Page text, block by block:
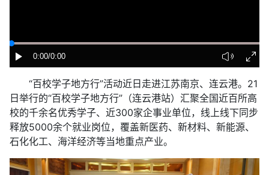
0:00/0:00
“百校学子地方行”活动近日走进江苏南京、连云港。21
日举行的“百校学子地方行”（连云港站）汇聚全国近百所高
校的千余名优秀学子、近300家企事业单位，线上线下同步
释放5000余个就业岗位，覆盖新医药、新材料、新能源、
石化化工、海洋经济等当地重点产业。